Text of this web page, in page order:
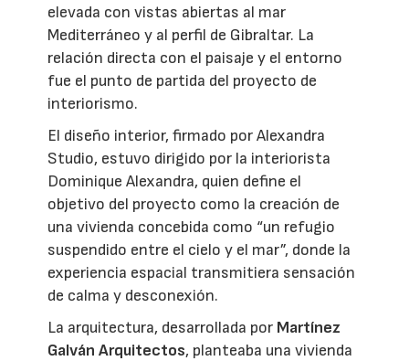
elevada con vistas abiertas al mar
Mediterráneo y al perfil de Gibraltar. La
relación directa con el paisaje y el entorno
fue el punto de partida del proyecto de
interiorismo.
El diseño interior, firmado por Alexandra
Studio, estuvo dirigido por la interiorista
Dominique Alexandra, quien define el
objetivo del proyecto como la creación de
una vivienda concebida como “un refugio
suspendido entre el cielo y el mar”, donde la
experiencia espacial transmitiera sensación
de calma y desconexión.
La arquitectura, desarrollada por Martínez
Galván Arquitectos, planteaba una vivienda